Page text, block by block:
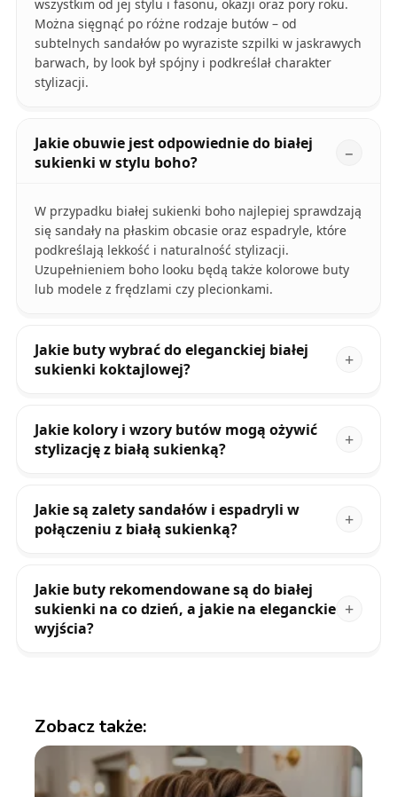
wszystkim od jej stylu i fasonu, okazji oraz pory roku.
Można sięgnąć po różne rodzaje butów – od
subtelnych sandałów po wyraziste szpilki w jaskrawych
barwach, by look był spójny i podkreślał charakter
stylizacji.
Jakie obuwie jest odpowiednie do białej
sukienki w stylu boho?
W przypadku białej sukienki boho najlepiej sprawdzają
się sandały na płaskim obcasie oraz espadryle, które
podkreślają lekkość i naturalność stylizacji.
Uzupełnieniem boho looku będą także kolorowe buty
lub modele z frędzlami czy plecionkami.
Jakie buty wybrać do eleganckiej białej
sukienki koktajlowej?
Jakie kolory i wzory butów mogą ożywić
stylizację z białą sukienką?
Jakie są zalety sandałów i espadryli w
połączeniu z białą sukienką?
Jakie buty rekomendowane są do białej
sukienki na co dzień, a jakie na eleganckie
wyjścia?
Zobacz także: